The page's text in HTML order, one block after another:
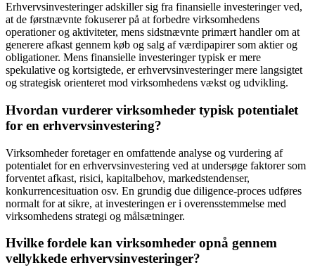
Erhvervsinvesteringer adskiller sig fra finansielle investeringer ved,
at de førstnævnte fokuserer på at forbedre virksomhedens
operationer og aktiviteter, mens sidstnævnte primært handler om at
generere afkast gennem køb og salg af værdipapirer som aktier og
obligationer. Mens finansielle investeringer typisk er mere
spekulative og kortsigtede, er erhvervsinvesteringer mere langsigtet
og strategisk orienteret mod virksomhedens vækst og udvikling.
Hvordan vurderer virksomheder typisk potentialet
for en erhvervsinvestering?
Virksomheder foretager en omfattende analyse og vurdering af
potentialet for en erhvervsinvestering ved at undersøge faktorer som
forventet afkast, risici, kapitalbehov, markedstendenser,
konkurrencesituation osv. En grundig due diligence-proces udføres
normalt for at sikre, at investeringen er i overensstemmelse med
virksomhedens strategi og målsætninger.
Hvilke fordele kan virksomheder opnå gennem
vellykkede erhvervsinvesteringer?